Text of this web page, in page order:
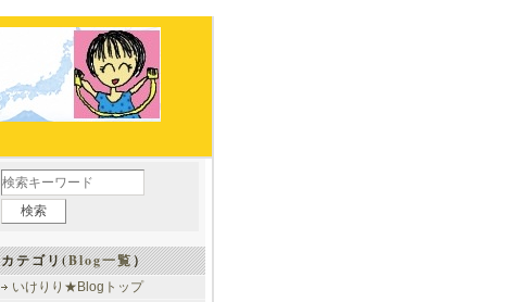
カテゴリ(Blog一覧）
いけりり★Blogトップ